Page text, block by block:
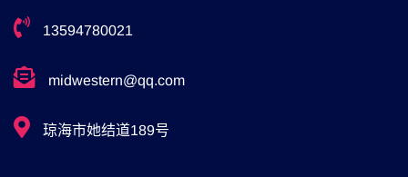
13594780021
midwestern@qq.com
琼海市她结道189号